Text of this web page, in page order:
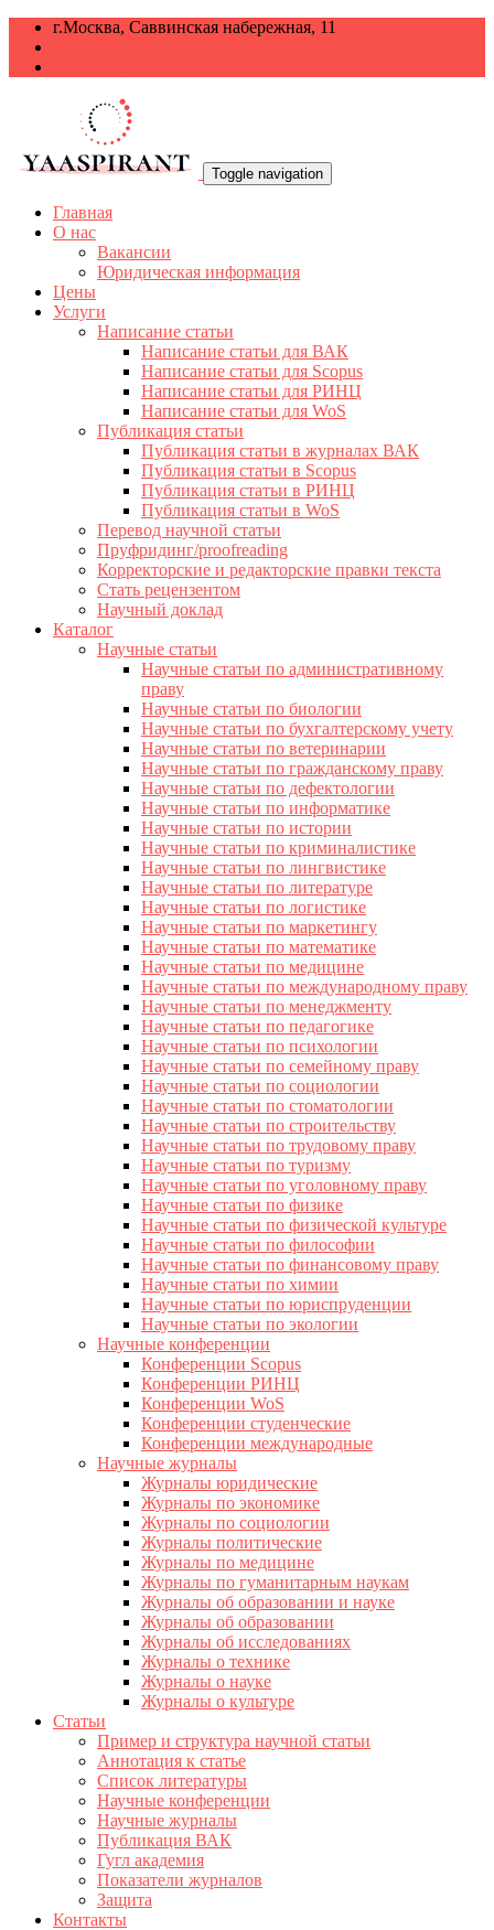
г.Москва, Саввинская набережная, 11
Toggle navigation
Главная
О нас
Вакансии
Юридическая информация
Цены
Услуги
Написание статьи
Написание статьи для ВАК
Написание статьи для Scopus
Написание статьи для РИНЦ
Написание статьи для WoS
Публикация статьи
Публикация статьи в журналах ВАК
Публикация статьи в Scopus
Публикация статьи в РИНЦ
Публикация статьи в WoS
Перевод научной статьи
Пруфридинг/proofreading
Корректорские и редакторские правки текста
Стать рецензентом
Научный доклад
Каталог
Научные статьи
Научные статьи по административному
праву
Научные статьи по биологии
Научные статьи по бухгалтерскому учету
Научные статьи по ветеринарии
Научные статьи по гражданскому праву
Научные статьи по дефектологии
Научные статьи по информатике
Научные статьи по истории
Научные статьи по криминалистике
Научные статьи по лингвистике
Научные статьи по литературе
Научные статьи по логистике
Научные статьи по маркетингу
Научные статьи по математике
Научные статьи по медицине
Научные статьи по международному праву
Научные статьи по менеджменту
Научные статьи по педагогике
Научные статьи по психологии
Научные статьи по семейному праву
Научные статьи по социологии
Научные статьи по стоматологии
Научные статьи по строительству
Научные статьи по трудовому праву
Научные статьи по туризму
Научные статьи по уголовному праву
Научные статьи по физике
Научные статьи по физической культуре
Научные статьи по философии
Научные статьи по финансовому праву
Научные статьи по химии
Научные статьи по юриспруденции
Научные статьи по экологии
Научные конференции
Конференции Scopus
Конференции РИНЦ
Конференции WoS
Конференции студенческие
Конференции международные
Научные журналы
Журналы юридические
Журналы по экономике
Журналы по социологии
Журналы политические
Журналы по медицине
Журналы по гуманитарным наукам
Журналы об образовании и науке
Журналы об образовании
Журналы об исследованиях
Журналы о технике
Журналы о науке
Журналы о культуре
Статьи
Пример и структура научной статьи
Аннотация к статье
Список литературы
Научные конференции
Научные журналы
Публикация ВАК
Гугл академия
Показатели журналов
Защита
Контакты